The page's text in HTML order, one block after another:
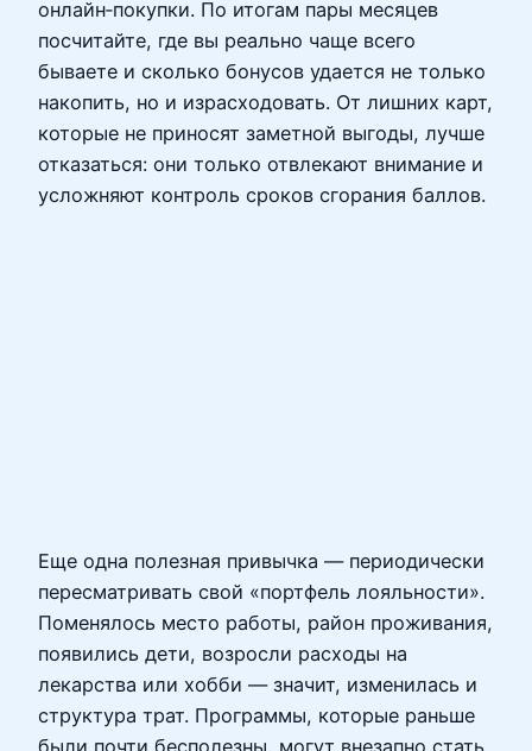
онлайн‑покупки. По итогам пары месяцев
посчитайте, где вы реально чаще всего
бываете и сколько бонусов удается не только
накопить, но и израсходовать. От лишних карт,
которые не приносят заметной выгоды, лучше
отказаться: они только отвлекают внимание и
усложняют контроль сроков сгорания баллов.
Еще одна полезная привычка — периодически
пересматривать свой «портфель лояльности».
Поменялось место работы, район проживания,
появились дети, возросли расходы на
лекарства или хобби — значит, изменилась и
структура трат. Программы, которые раньше